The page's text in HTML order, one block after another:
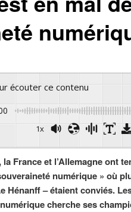
écouter ce contenu
1x
France et l’Allemagne ont
numérique » où
Hénanff – étaient conviés.
cherche ses